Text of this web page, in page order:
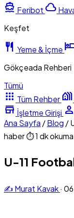
directions_boat Feribot cloud
Keşfet
restaurant Yeme & İçme
Gökçeada Rehberi
Tümü
apps Tüm Rehber holiday_village
store İşletme Girişi person
Ana Sayfa /Blog /
haber⏱ 1 dk okuma
U-11
✍️ Murat Kavak·